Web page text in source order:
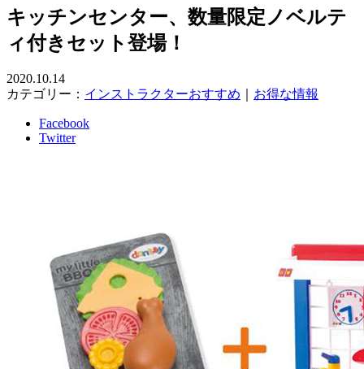
キッチンセンター、数量限定ノベルテ
ィ付きセット登場！
2020.10.14
カテゴリー： インストラクターおすすめ お得な情報
Facebook
Twitter